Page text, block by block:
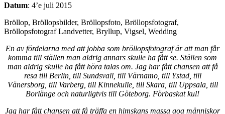
Datum: 4’e juli 2015
Bröllop, Bröllopsbilder, Bröllopsfoto, Bröllopsfotograf,
Bröllopsfotograf Landvetter, Bryllup, Vigsel, Wedding
En av fördelarna med att jobba som bröllopsfotograf är att man får
komma till ställen man aldrig annars skulle ha fått se. Ställen som
man aldrig skulle ha fått höra talas om. Jag har fått chansen att få
resa till Berlin, till Sundsvall, till Värnamo, till Ystad, till
Vänersborg, till Varberg, till Kinnekulle, till Skara, till Uppsala, till
Borlänge och naturligtvis till Göteborg. Förbaskat kul!
Jag har fått chansen att få träffa en himskans massa goa människor